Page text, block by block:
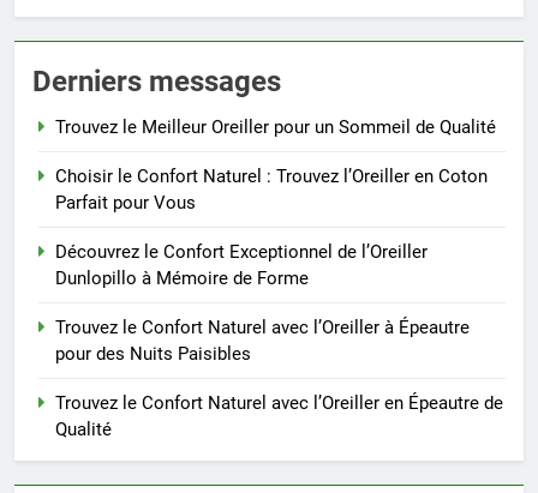
Derniers messages
Trouvez le Meilleur Oreiller pour un Sommeil de Qualité
Choisir le Confort Naturel : Trouvez l’Oreiller en Coton
Parfait pour Vous
Découvrez le Confort Exceptionnel de l’Oreiller
Dunlopillo à Mémoire de Forme
Trouvez le Confort Naturel avec l’Oreiller à Épeautre
pour des Nuits Paisibles
Trouvez le Confort Naturel avec l’Oreiller en Épeautre de
Qualité